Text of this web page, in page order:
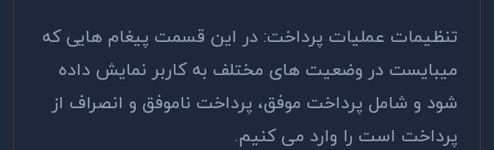
تنظیمات عملیات پرداخت: در این قسمت پیغام‌ هایی که
میبایست در وضعیت های مختلف به کاربر نمایش داده
شود و شامل پرداخت موفق، پرداخت ناموفق و انصراف از
پرداخت است را وارد می کنیم.